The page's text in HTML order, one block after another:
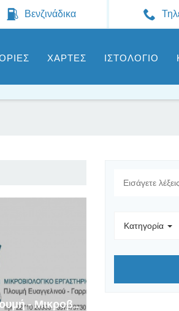
Βενζινάδικα
ΧΑΡΤΕΣ ΙΣΤΟΛΟΓΙΟ
Κατηγορία
Ευαγγελινού - Γαρρή Πλουμή - Μικροβιολόγος